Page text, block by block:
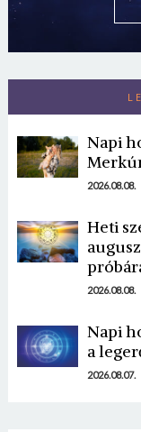
Napi
2026.08.08.
Heti
2026.08.08.
Napi
a
2026.08.07.